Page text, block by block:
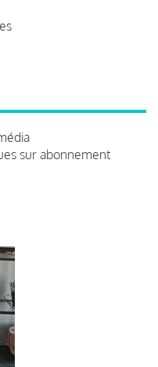
sur abonnement